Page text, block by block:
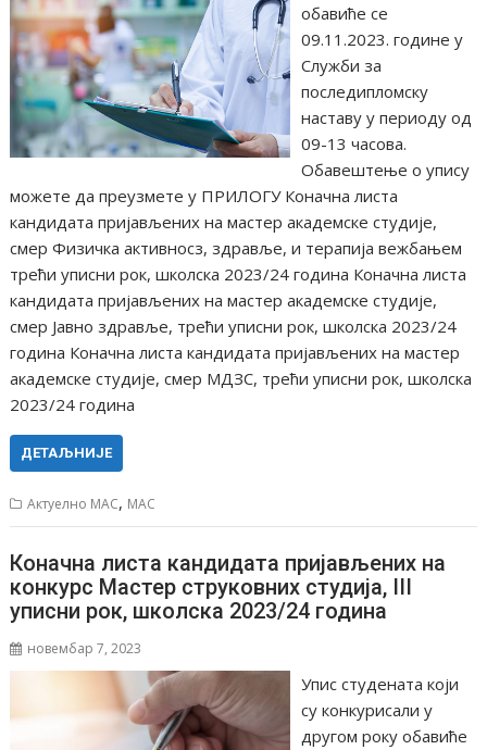
обавиће се
09.11.2023. године у
Служби за
последипломску
наставу у периоду од
09-13 часова.
Oбавештење о упису
можете да преузмете у ПРИЛОГУ Коначна листа
кандидата пријављених на мастер академске студије,
смер Физичка активносз, здравље, и терапија вежбањем
трећи уписни рок, школска 2023/24 година Коначна листа
кандидата пријављених на мастер академске студије,
смер Јавно здравље, трећи уписни рок, школска 2023/24
година Коначна листа кандидата пријављених на мастер
академске студије, смер МДЗС, трећи уписни рок, школска
2023/24 година
ДЕТАЉНИЈЕ
Актуелно МАС, МАС
Коначна листа кандидата пријављених на
конкурс Мастер струковних студија, III
уписни рок, школска 2023/24 година
новембар 7, 2023
Упис студената који
су конкурисали у
другом року обавиће